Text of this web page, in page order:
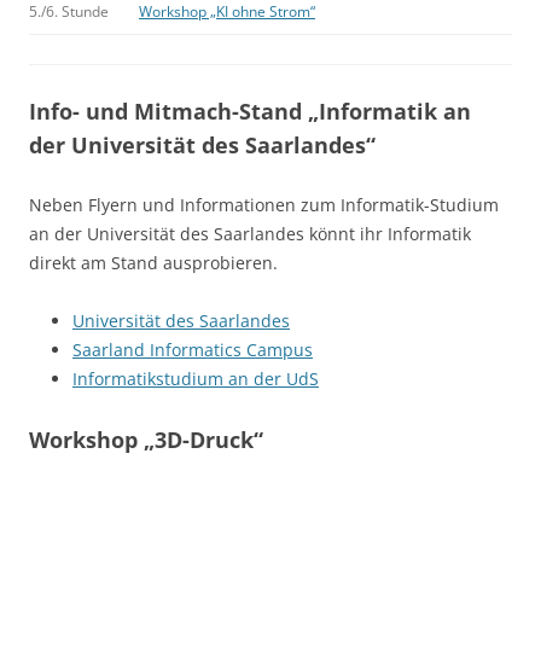
5./6. Stunde
Workshop „KI ohne Strom“
Info- und Mitmach-Stand „Informatik an
der Universität des Saarlandes“
Neben Flyern und Informationen zum Informatik-Studium
an der Universität des Saarlandes könnt ihr Informatik
direkt am Stand ausprobieren.
Universität des Saarlandes
Saarland Informatics Campus
Informatikstudium an der UdS
Workshop „3D-Druck“